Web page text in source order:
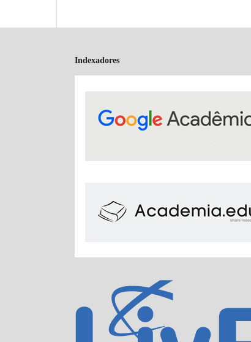
Indexadores